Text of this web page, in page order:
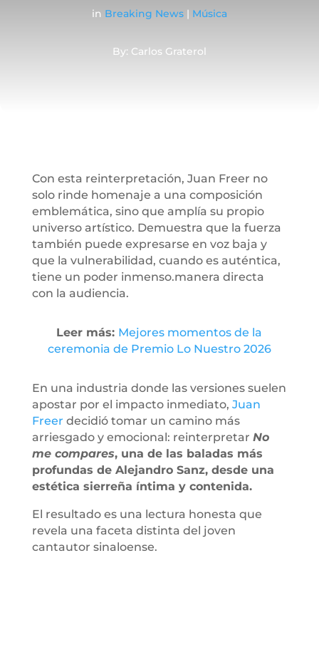
in Breaking News| Música
By: Carlos Graterol
Con esta reinterpretación, Juan Freer no
solo rinde homenaje a una composición
emblemática, sino que amplía su propio
universo artístico. Demuestra que la fuerza
también puede expresarse en voz baja y
que la vulnerabilidad, cuando es auténtica,
tiene un poder inmenso.manera directa
con la audiencia.
Leer más: Mejores momentos de la
ceremonia de Premio Lo Nuestro 2026
En una industria donde las versiones suelen
apostar por el impacto inmediato, Juan
Freer decidió tomar un camino más
arriesgado y emocional: reinterpretar No
me compares, una de las baladas más
profundas de Alejandro Sanz, desde una
estética sierreña íntima y contenida.
El resultado es una lectura honesta que
revela una faceta distinta del joven
cantautor sinaloense.